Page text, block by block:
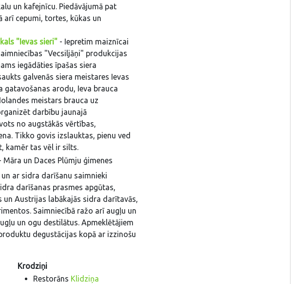
un kafejnīcu. Piedāvājumā pat
arī cepumi, tortes, kūkas un
"Ievas sieri" - Iepretim maiznīcai
"Vecsiljāņi" produkcijas
iegādāties īpašas siera
galvenās siera meistares Ievas
gatavošanas arodu, Ieva brauca
meistars brauca uz
darbību jaunajā
no augstākās vērtības,
Tikko govis izslauktas, pienu ved
kamēr tas vēl ir silts.
Māra un Daces Plūmju ģimenes
ar sidra darīšanu saimnieki
darīšanas prasmes apgūtas,
Austrijas labākajās sidra darītavās,
Saimniecībā ražo arī augļu un
un ogu destilātus. Apmeklētājiem
degustācijas kopā ar izzinošu
Krodziņi
Restorāns Klidziņa